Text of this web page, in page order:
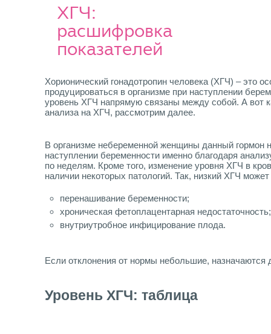
ХГЧ:
расшифровка
показателей
Хорионический гонадотропин человека (ХГЧ) – это
продуцироваться в организме при наступлении
уровень ХГЧ напрямую связаны между собой. А вот
анализа на ХГЧ, рассмотрим далее.
В организме небеременной женщины данный гормон
наступлении беременности именно благодаря
по неделям. Кроме того, изменение уровня ХГЧ в
наличии некоторых патологий. Так, низкий ХГЧ может
перенашивание беременности;
хроническая фетоплацентарная недостаточность;
внутриутробное инфицирование плода.
Если отклонения от нормы небольшие, назначаются
Уровень ХГЧ: таблица